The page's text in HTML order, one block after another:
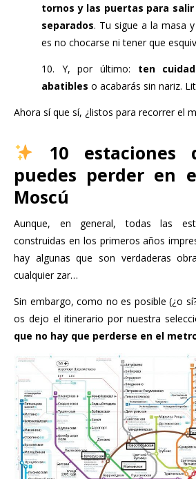
tornos y las puertas para
separados. Tu sigue a la masa
es no chocarse ni tener que
10. Y, por último: ten
abatibles o acabarás sin nariz.
Ahora sí que sí, ¿listos para recorrer el
10
puedes perder en
Moscú
Aunque, en general, todas las
construidas en los primeros años
hay algunas que son verdaderas
cualquier zar…
Sin embargo, como no es posible (¿o
os dejo el itinerario por nuestra
que no hay que perderse en el